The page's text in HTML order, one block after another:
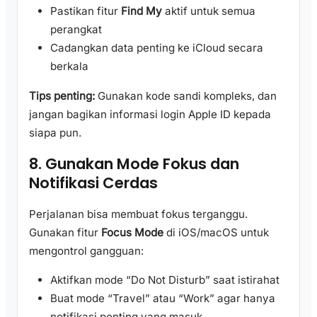
Pastikan fitur Find My aktif untuk semua
perangkat
Cadangkan data penting ke iCloud secara
berkala
Tips penting: Gunakan kode sandi kompleks, dan
jangan bagikan informasi login Apple ID kepada
siapa pun.
8. Gunakan Mode Fokus dan
Notifikasi Cerdas
Perjalanan bisa membuat fokus terganggu.
Gunakan fitur Focus Mode di iOS/macOS untuk
mengontrol gangguan:
Aktifkan mode “Do Not Disturb” saat istirahat
Buat mode “Travel” atau “Work” agar hanya